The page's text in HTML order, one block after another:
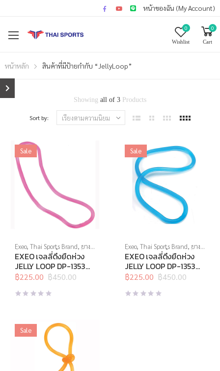
หน้าของฉัน (My Account)
0
Wishlist
0
Cart
หน้าหลัก สินค้าที่มีป้ายกำกับ “JellyLoop”
Showing all of 3 Products
Sort by:
Sale
Exeo,Thai Sports Brand, ยาง
ยืด,สร้างกล้ามเนื้อ,สินค้าล็อต
สุดท้าย,อุปกรณ์คลายกล้ามเนื้อ
อุปกรณ์บริหารกาย,อุปกรณ์ยืด
เหยียด,อุปกรณ์สุขภาพเพื่อผู้สูง
วัย
อุปกรณ์เพื่อสุขภาพ
EXEO เจลลี่ดึงยืดห่วง
JELLY LOOP DP-1353
Light (ชมพู)
฿450.00
Original
price
was:
฿225.00
Current
price
is:
Sale
Exeo,Thai Sports Brand, ยาง
ยืด,สร้างกล้ามเนื้อ,สินค้าล็อต
สุดท้าย,อุปกรณ์คลายกล้ามเนื้อ
อุปกรณ์บริหารกาย,อุปกรณ์ยืด
เหยียด,อุปกรณ์เพื่อสุขภาพ
EXEO เจลลี่ดึงยืดห่วง
JELLY LOOP DP-1353
HEAVY (ฟ้า)
฿450.00
Original
price
was:
฿225.00
Current
price
is:
Sale